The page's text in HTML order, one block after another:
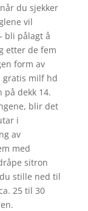
du sjekker
vil
bli pålagt å
etter de fem
form av
gratis milf hd
på dekk 14.
blir det
i
av
med
sitron
stille ned til
25 til 30